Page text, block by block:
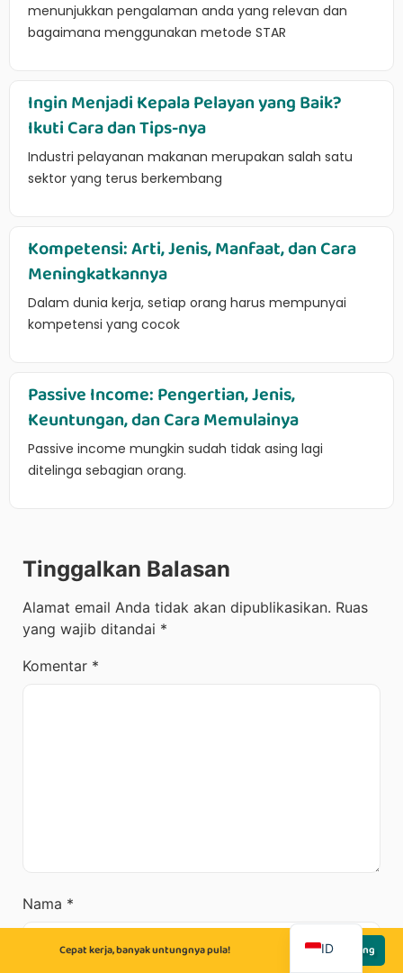
menunjukkan pengalaman anda yang relevan dan
bagaimana menggunakan metode STAR
Ingin Menjadi Kepala Pelayan yang Baik?
Ikuti Cara dan Tips-nya
Industri pelayanan makanan merupakan salah satu
sektor yang terus berkembang
Kompetensi: Arti, Jenis, Manfaat, dan Cara
Meningkatkannya
Dalam dunia kerja, setiap orang harus mempunyai
kompetensi yang cocok
Passive Income: Pengertian, Jenis,
Keuntungan, dan Cara Memulainya
Passive income mungkin sudah tidak asing lagi
ditelinga sebagian orang.
Tinggalkan Balasan
Alamat email Anda tidak akan dipublikasikan. Ruas
yang wajib ditandai *
Komentar *
Nama *
Cepat kerja, banyak untungnya pula! Lamar Sekarang
ID